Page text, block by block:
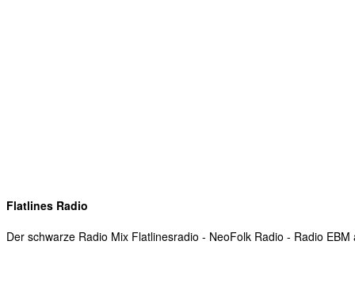
Flatlines Radio
Der schwarze Radio Mix Flatlinesradio - NeoFolk Radio - Radio EBM